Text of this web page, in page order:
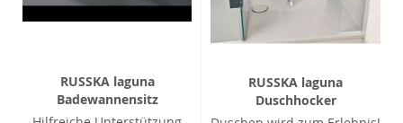
RUSSKA laguna
Badewannensitz
RUSSKA laguna
Duschhocker